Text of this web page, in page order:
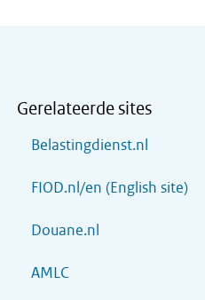
Gerelateerde sites
Belastingdienst.nl
FIOD.nl/en (English site)
Douane.nl
AMLC